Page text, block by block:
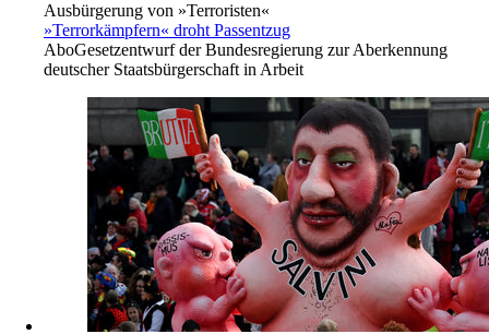
Ausbürgerung von »Terroristen«
»Terrorkämpfern« droht Passentzug
AboGesetzentwurf der Bundesregierung zur Aberkennung
deutscher Staatsbürgerschaft in Arbeit